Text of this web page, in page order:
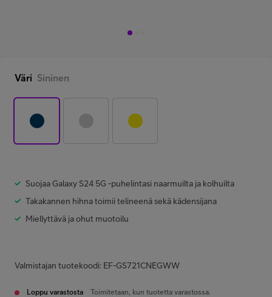
Väri Sininen
Suojaa Galaxy S24 5G -puhelintasi naarmuilta ja kolhuilta
Takakannen hihna toimii telineenä sekä kädensijana
Miellyttävä ja ohut muotoilu
Valmistajan tuotekoodi: EF-GS721CNEGWW
Loppu varastosta Toimitetaan, kun tuotetta varastossa.